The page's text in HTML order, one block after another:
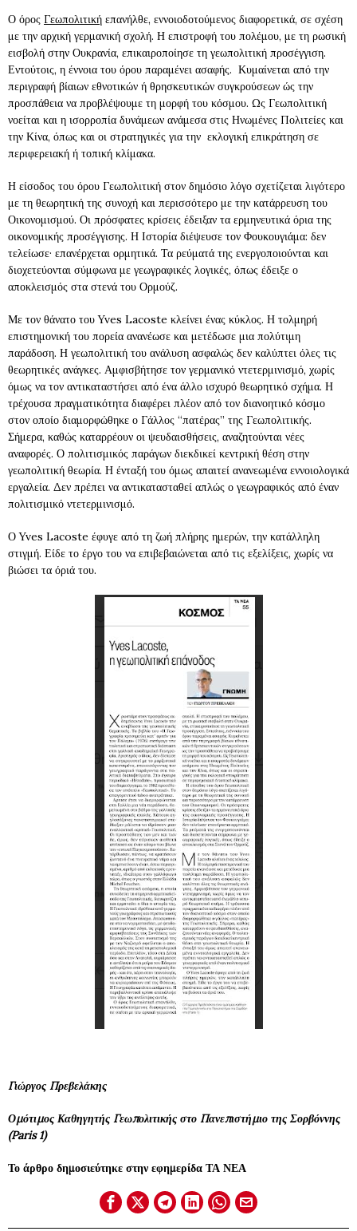
Ο όρος Γεωπολιτική επανήλθε, εννοιοδοτούμενος διαφορετικά, σε σχέση
με την αρχική γερμανική σχολή. Η επιστροφή του πολέμου, με τη ρωσική
εισβολή στην Ουκρανία, επικαιροποίησε τη γεωπολιτική προσέγγιση.
Εντούτοις, η έννοια του όρου παραμένει ασαφής. Κυμαίνεται από την
περιγραφή βίαιων εθνοτικών ή θρησκευτικών συγκρούσεων ώς την
προσπάθεια να προβλέψουμε τη μορφή του κόσμου. Ως Γεωπολιτική
νοείται και η ισορροπία δυνάμεων ανάμεσα στις Ηνωμένες Πολιτείες και
την Κίνα, όπως και οι στρατηγικές για την εκλογική επικράτηση σε
περιφερειακή ή τοπική κλίμακα.
Η είσοδος του όρου Γεωπολιτική στον δημόσιο λόγο σχετίζεται λιγότερο
με τη θεωρητική της συνοχή και περισσότερο με την κατάρρευση του
Οικονομισμού. Οι πρόσφατες κρίσεις έδειξαν τα ερμηνευτικά όρια της
οικονομικής προσέγγισης. Η Ιστορία διέψευσε τον Φουκουγιάμα: δεν
τελείωσε· επανέρχεται ορμητικά. Τα ρεύματά της ενεργοποιούνται και
διοχετεύονται σύμφωνα με γεωγραφικές λογικές, όπως έδειξε ο
αποκλεισμός στα στενά του Ορμούζ.
Με τον θάνατο του Yves Lacoste κλείνει ένας κύκλος. Η τολμηρή
επιστημονική του πορεία ανανέωσε και μετέδωσε μια πολύτιμη
παράδοση. Η γεωπολιτική του ανάλυση ασφαλώς δεν καλύπτει όλες τις
θεωρητικές ανάγκες. Αμφισβήτησε τον γερμανικό ντετερμινισμό, χωρίς
όμως να τον αντικαταστήσει από ένα άλλο ισχυρό θεωρητικό σχήμα. Η
τρέχουσα πραγματικότητα διαφέρει πλέον από τον διανοητικό κόσμο
στον οποίο διαμορφώθηκε ο Γάλλος “πατέρας” της Γεωπολιτικής.
Σήμερα, καθώς καταρρέουν οι ψευδαισθήσεις, αναζητούνται νέες
αναφορές. Ο πολιτισμικός παράγων διεκδικεί κεντρική θέση στην
γεωπολιτική θεωρία. Η ένταξή του όμως απαιτεί ανανεωμένα εννοιολογικά
εργαλεία. Δεν πρέπει να αντικατασταθεί απλώς ο γεωγραφικός από έναν
πολιτισμικό ντετερμινισμό.
Ο Yves Lacoste έφυγε από τη ζωή πλήρης ημερών, την κατάλληλη
στιγμή. Είδε το έργο του να επιβεβαιώνεται από τις εξελίξεις, χωρίς να
βιώσει τα όριά του.
Γιώργος Πρεβελάκης
Ομότιμος Καθηγητής Γεωπολιτικής στο Πανεπιστήμιο της Σορβόννης
(Paris 1)
Το άρθρο δημοσιεύτηκε στην εφημερίδα ΤΑ ΝΕΑ